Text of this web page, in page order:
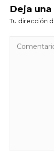
Deja
Tu dirección